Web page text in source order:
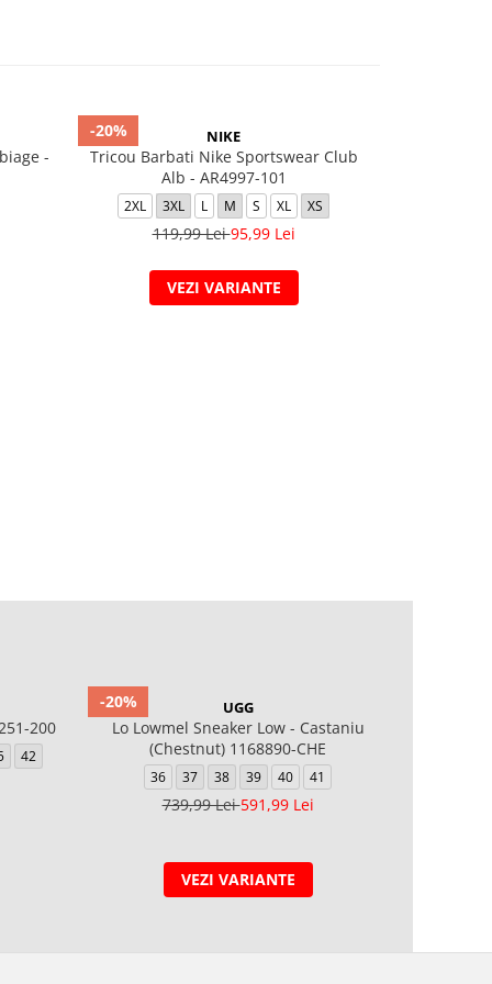
-
-20% NIKE
Tricou Barbati Nike Sportswear Club
Alb - AR4997-101
2XL 3XL L M S XL XS
119,99 Lei95,99 Lei
VEZI VARIANTE
200
42
-20% UGG
Lo Lowmel Sneaker Low - Castaniu
(Chestnut) 1168890-CHE
36 37 38 39 40 41
739,99 Lei591,99 Lei
VEZI VARIANTE